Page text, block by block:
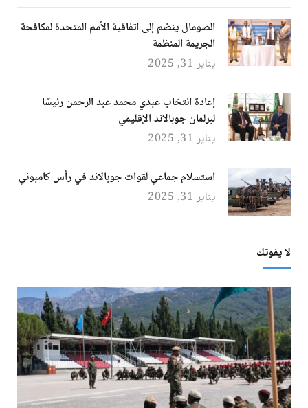
الصومال ينضم إلى اتفاقية الأمم المتحدة لمكافحة
الجريمة المنظمة
يناير 31, 2025
إعادة انتخاب عبدي محمد عبد الرحمن رئيسًا
لبرلمان جوبالاند الإقليمي
يناير 31, 2025
استسلام جماعي لقوات جوبالاند في رأس كامبوني
يناير 31, 2025
لا يفوتك